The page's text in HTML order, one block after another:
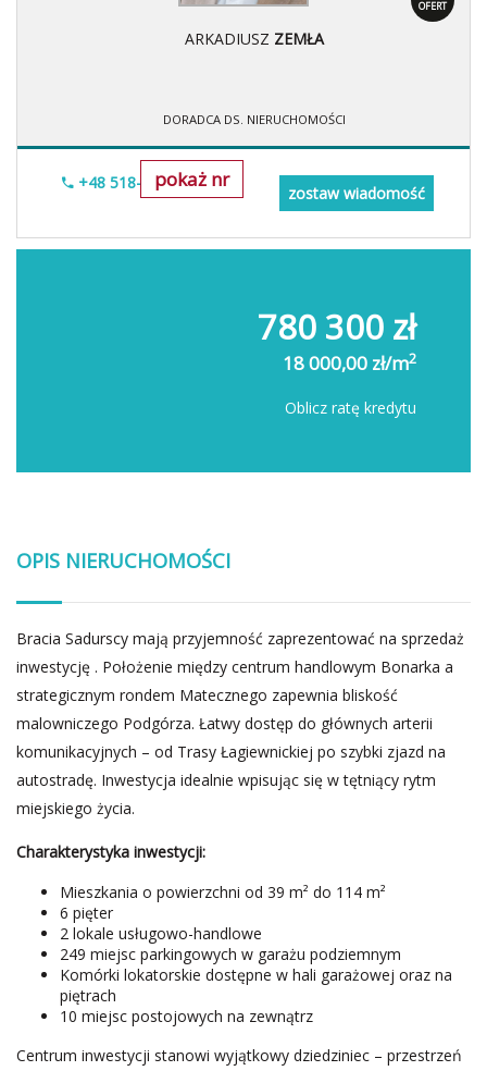
OFERT
ARKADIUSZ ZEMŁA
DORADCA DS. NIERUCHOMOŚCI
pokaż nr
+48 518-706-552
zostaw wiadomość
780 300 zł
18 000,00 zł/m2
Oblicz ratę kredytu
OPIS NIERUCHOMOŚCI
Bracia Sadurscy mają przyjemność zaprezentować na sprzedaż
inwestycję . Położenie między centrum handlowym Bonarka a
strategicznym rondem Matecznego zapewnia bliskość
malowniczego Podgórza. Łatwy dostęp do głównych arterii
komunikacyjnych – od Trasy Łagiewnickiej po szybki zjazd na
autostradę. Inwestycja idealnie wpisując się w tętniący rytm
miejskiego życia.
Charakterystyka inwestycji:
Mieszkania o powierzchni od 39 m² do 114 m²
6 pięter
2 lokale usługowo-handlowe
249 miejsc parkingowych w garażu podziemnym
Komórki lokatorskie dostępne w hali garażowej oraz na
piętrach
10 miejsc postojowych na zewnątrz
Centrum inwestycji stanowi wyjątkowy dziedziniec – przestrzeń